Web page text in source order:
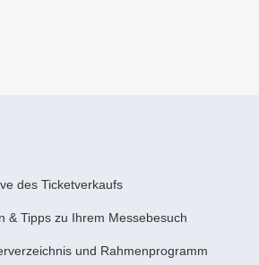
des Ticketverkaufs
& Tipps zu Ihrem Messebesuch
und Rahmenprogramm